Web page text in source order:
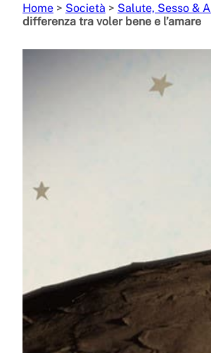
Home > Società > Salute, Sesso &
differenza tra voler bene e l’amare